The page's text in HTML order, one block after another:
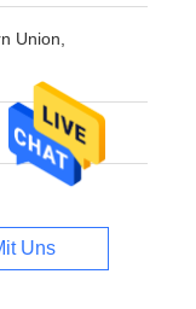
Union,
Uns